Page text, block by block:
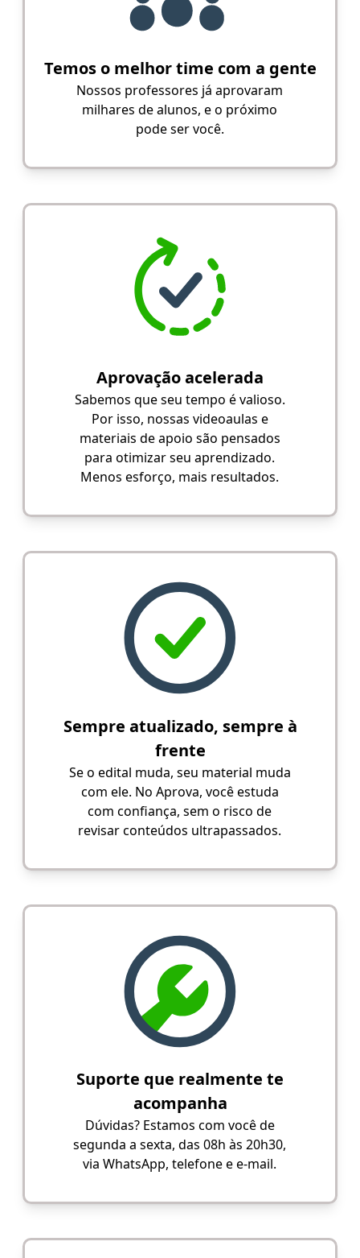
Temos o melhor time com a gente
Nossos professores já aprovaram
milhares de alunos, e o próximo
pode ser você.
Aprovação acelerada
Sabemos que seu tempo é valioso.
Por isso, nossas videoaulas e
materiais de apoio são pensados
para otimizar seu aprendizado.
Menos esforço, mais resultados.
Sempre atualizado, sempre à
frente
Se o edital muda, seu material muda
com ele. No Aprova, você estuda
com confiança, sem o risco de
revisar conteúdos ultrapassados.
Suporte que realmente te
acompanha
Dúvidas? Estamos com você de
segunda a sexta, das 08h às 20h30,
via WhatsApp, telefone e e-mail.